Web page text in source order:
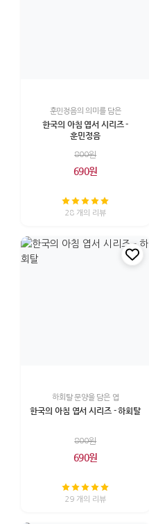
훈민정음의 의미를 담은
한국의 아침 엽서 시리즈 -
훈민정음
800원
690원
28 개의 리뷰
하회탈 문양을 담은 엽
한국의 아침 엽서 시리즈 - 하회탈
800원
690원
29 개의 리뷰